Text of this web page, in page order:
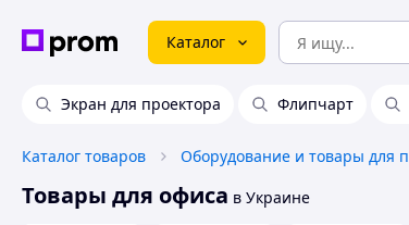
Каталог
Экран для проектора Флипчарт
Каталог товаров
Товары для офиса в Украине